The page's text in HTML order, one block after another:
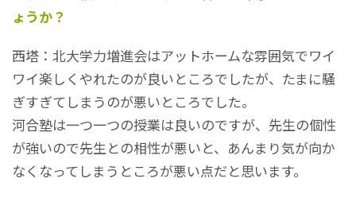
ょうか？
西塔：北大学力増進会はアットホームな雰囲気でワイ
ワイ楽しくやれたのが良いところでしたが、たまに騒
ぎすぎてしまうのが悪いところでした。
河合塾は一つ一つの授業は良いのですが、先生の個性
が強いので先生との相性が悪いと、あんまり気が向か
なくなってしまうところが悪い点だと思います。